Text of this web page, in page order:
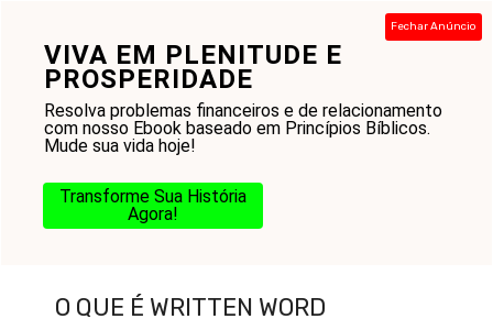
VIVA EM PLENITUDE E
PROSPERIDADE
Resolva problemas financeiros e de relacionamento
com nosso Ebook baseado em Princípios Bíblicos.
Mude sua vida hoje!
Transforme Sua História
Agora!
Fechar Anúncio
conteúdo
O que é Written Word
O QUE É WRITTEN WORD